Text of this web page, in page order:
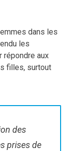
dans les
les
répondre aux
filles, surtout
des
prises de